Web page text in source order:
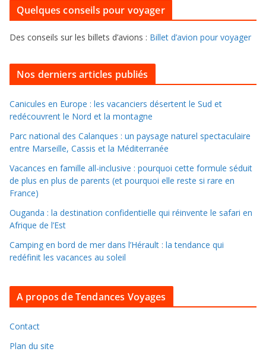
e
s
o
l
l
e
r
d
a
n
s
e
a
i
v
e
Quelques conseils pour voyager
Des conseils sur les billets d’avions : Billet d’avion pour voyager
Nos derniers articles publiés
Canicules en Europe : les vacanciers désertent le Sud et
redécouvrent le Nord et la montagne
Parc national des Calanques : un paysage naturel spectaculaire
entre Marseille, Cassis et la Méditerranée
Vacances en famille all-inclusive : pourquoi cette formule séduit
de plus en plus de parents (et pourquoi elle reste si rare en
France)
Ouganda : la destination confidentielle qui réinvente le safari en
Afrique de l’Est
Camping en bord de mer dans l’Hérault : la tendance qui
redéfinit les vacances au soleil
A propos de Tendances Voyages
Contact
Plan du site